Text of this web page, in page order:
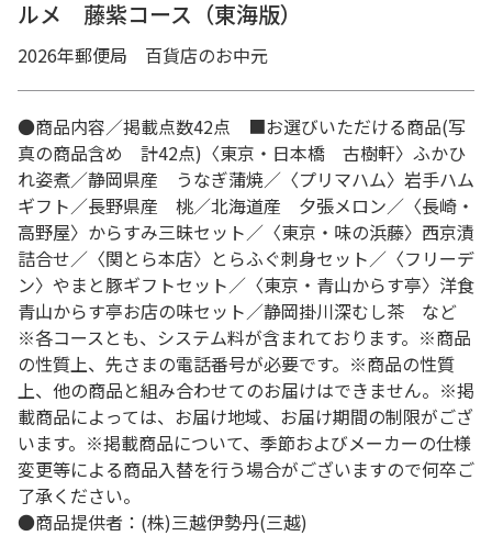
ルメ 藤紫コース（東海版）
2026年郵便局 百貨店のお中元
●商品内容／掲載点数42点 ■お選びいただける商品(写
真の商品含め 計42点)〈東京・日本橋 古樹軒〉ふかひ
れ姿煮／静岡県産 うなぎ蒲焼／〈プリマハム〉岩手ハム
ギフト／長野県産 桃／北海道産 夕張メロン／〈長崎・
高野屋〉からすみ三昧セット／〈東京・味の浜藤〉西京漬
詰合せ／〈関とら本店〉とらふぐ刺身セット／〈フリーデ
ン〉やまと豚ギフトセット／〈東京・青山からす亭〉洋食
青山からす亭お店の味セット／静岡掛川深むし茶 など
※各コースとも、システム料が含まれております。※商品
の性質上、先さまの電話番号が必要です。※商品の性質
上、他の商品と組み合わせてのお届けはできません。※掲
載商品によっては、お届け地域、お届け期間の制限がござ
います。※掲載商品について、季節およびメーカーの仕様
変更等による商品入替を行う場合がございますので何卒ご
了承ください。
●商品提供者：(株)三越伊勢丹(三越)